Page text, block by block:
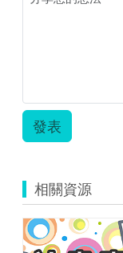
發表
相關資源